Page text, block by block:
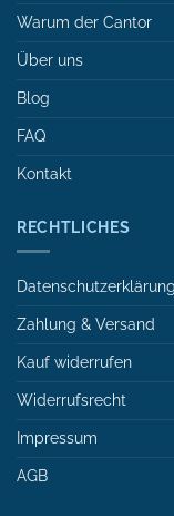
Warum der Cantor
Über uns
Blog
FAQ
Kontakt
RECHTLICHES
Datenschutzerklärung
Zahlung & Versand
Kauf widerrufen
Widerrufsrecht
Impressum
AGB